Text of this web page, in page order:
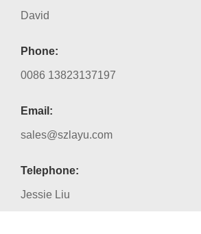
David
Phone:
0086 13823137197
Email:
sales@szlayu.com
Telephone:
Jessie Liu